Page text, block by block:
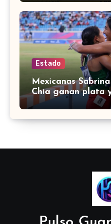
Estado
Mexicanas
Chía ganan plata
3000m con
Centroamericanos